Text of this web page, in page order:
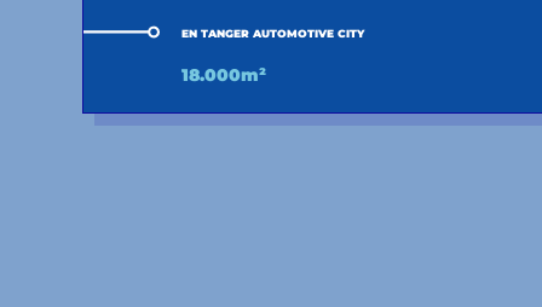
EN TANGER AUTOMOTIVE CITY
18.000m²